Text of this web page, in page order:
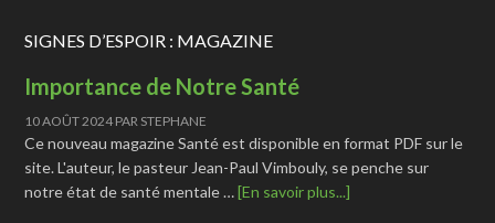
SIGNES D’ESPOIR : MAGAZINE
Importance de Notre Santé
10 AOÛT 2024PAR STEPHANE
Ce nouveau magazine Santé est disponible en format PDF sur le
site. L'auteur, le pasteur Jean-Paul Vimbouly, se penche sur
notre état de santé mentale …[En savoir plus...]